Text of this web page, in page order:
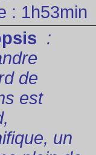
: 1h53min
:
de
est
un